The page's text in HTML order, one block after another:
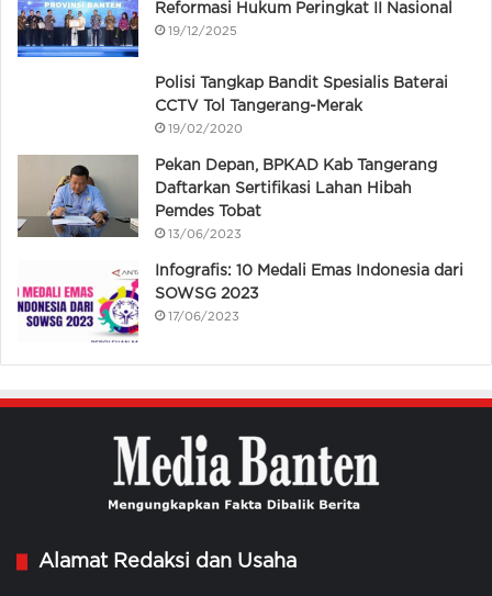
Reformasi Hukum Peringkat II Nasional
19/12/2025
Polisi Tangkap Bandit Spesialis Baterai
CCTV Tol Tangerang-Merak
19/02/2020
Pekan Depan, BPKAD Kab Tangerang
Daftarkan Sertifikasi Lahan Hibah
Pemdes Tobat
13/06/2023
Infografis: 10 Medali Emas Indonesia dari
SOWSG 2023
17/06/2023
Alamat Redaksi dan Usaha